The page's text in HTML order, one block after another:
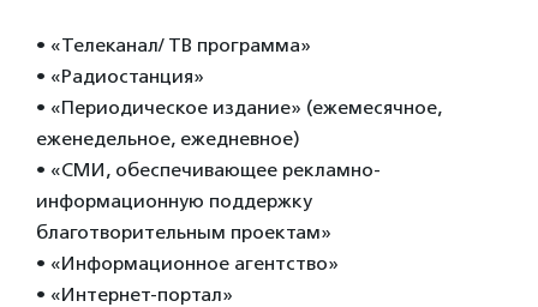
• «Телеканал/ ТВ программа»
• «Радиостанция»
• «Периодическое издание» (ежемесячное,
еженедельное, ежедневное)
• «СМИ, обеспечивающее рекламно-
информационную поддержку
благотворительным проектам»
• «Информационное агентство»
• «Интернет-портал»